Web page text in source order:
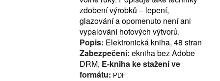
zdobení výrobků – lepení,
glazování a opomenuto není ani
vypalování hotových výtvorů.
Popis: Elektronická kniha, 48 stran
Zabezpečení: ekniha bez Adobe
DRM, E-kniha ke stažení ve
formátu: PDF